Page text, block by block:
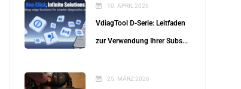
10. APRIL 2026
VdiagTool D-Serie: Leitfaden
zur Verwendung Ihrer Subs...
25. MÄRZ 2026